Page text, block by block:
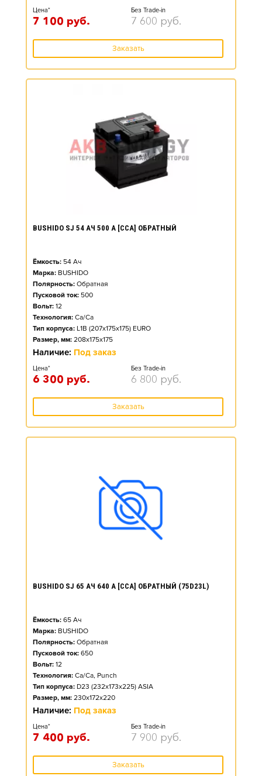
Цена*
7 100 руб.
Без Trade-in
7 600 руб.
Заказать
BUSHIDO SJ 54 АЧ 500 А [CCA] ОБРАТНЫЙ
Ёмкость: 54 Ач
Марка: BUSHIDO
Полярность: Обратная
Пусковой ток: 500
Вольт: 12
Технология: Ca/Ca
Тип корпуса: L1B (207x175x175) EURO
Размер, мм: 208x175x175
Наличие: Под заказ
Цена*
6 300 руб.
Без Trade-in
6 800 руб.
Заказать
BUSHIDO SJ 65 АЧ 640 А [CCA] ОБРАТНЫЙ (75D23L)
Ёмкость: 65 Ач
Марка: BUSHIDO
Полярность: Обратная
Пусковой ток: 650
Вольт: 12
Технология: Ca/Ca, Punch
Тип корпуса: D23 (232x173x225) ASIA
Размер, мм: 230x172x220
Наличие: Под заказ
Цена*
7 400 руб.
Без Trade-in
7 900 руб.
Заказать